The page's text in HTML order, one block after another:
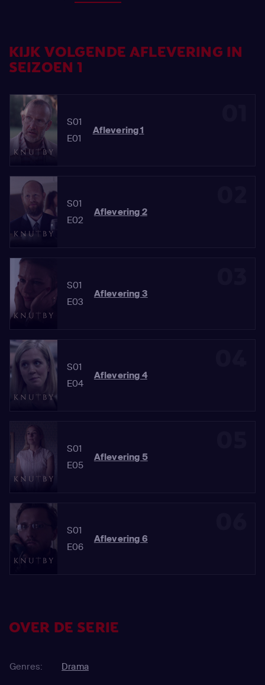
KIJK VOLGENDE AFLEVERING IN
SEIZOEN 1
S01
E01
Aflevering 1
S01
E02
Aflevering 2
S01
E03
Aflevering 3
S01
E04
Aflevering 4
S01
E05
Aflevering 5
S01
E06
Aflevering 6
OVER DE SERIE
Genres: Drama